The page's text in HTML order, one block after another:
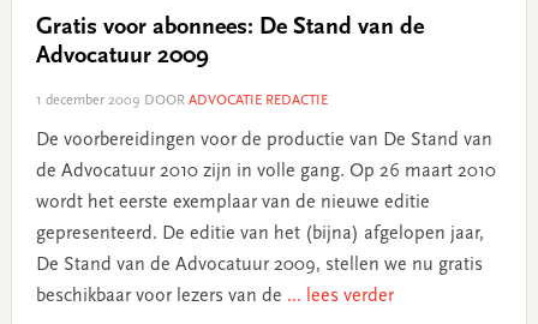
Gratis voor abonnees: De Stand van de
Advocatuur 2009
1 december 2009 DOOR ADVOCATIE REDACTIE
De voorbereidingen voor de productie van De Stand van
de Advocatuur 2010 zijn in volle gang. Op 26 maart 2010
wordt het eerste exemplaar van de nieuwe editie
gepresenteerd. De editie van het (bijna) afgelopen jaar,
De Stand van de Advocatuur 2009, stellen we nu gratis
beschikbaar voor lezers van de ... lees verder